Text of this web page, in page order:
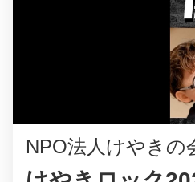
NPO法人けやきの